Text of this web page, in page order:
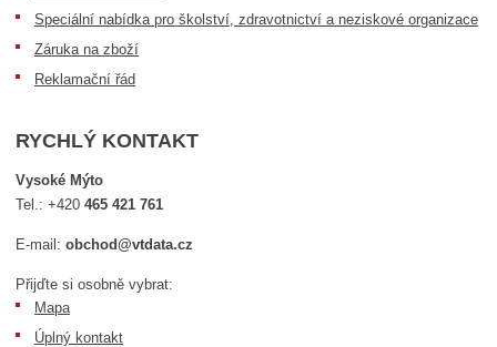
Speciální nabídka pro školství, zdravotnictví a neziskové organizace
Záruka na zboží
Reklamační řád
RYCHLÝ KONTAKT
Vysoké Mýto
Tel.:+420465 421 761
E-mail:obchod@vtdata.cz
Přijďte si osobně vybrat:
Mapa
Úplný kontakt